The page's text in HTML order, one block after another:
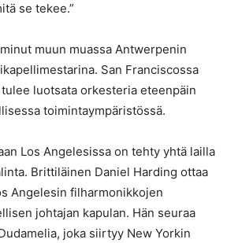
se tekee.”
muun muassa Antwerpenin
San Franciscossa
luotsata orkesteria eteenpäin
toimintaympäristössä.
Los Angelesissa on tehty yhtä lailla
Brittiläinen Daniel Harding ottaa
Angelesin filharmonikkojen
johtajan kapulan. Hän seuraa
joka siirtyy New Yorkin